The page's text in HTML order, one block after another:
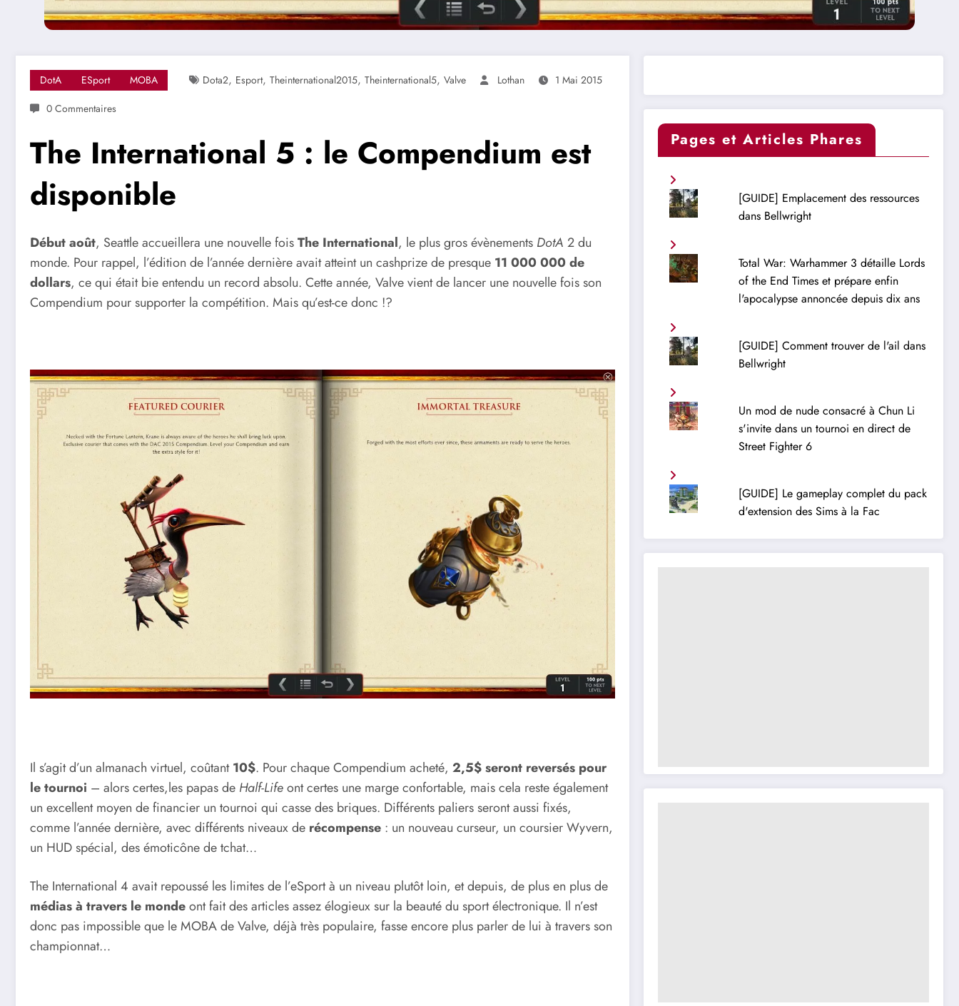
DotA ESport MOBA Dota2, Esport, Theinternational2015, Theinternational5, Valve Lothan
1 Mai 2015
0 Commentaires
The International 5 : le Compendium est
disponible
Début août, Seattle accueillera une nouvelle foisThe International, le plus gros évènements DotA 2 du
monde. Pour rappel, l’édition de l’année dernière avait atteint un cashprize de presque 11 000 000 de
dollars, ce qui était bie entendu un record absolu. Cette année, Valve vient de lancer une nouvelle fois son
Compendium pour supporter la compétition. Mais qu’est-ce donc !?
Il s’agit d’un almanach virtuel, coûtant10$. Pour chaque Compendium acheté, 2,5$ seront reversés pour
le tournoi – alors certes,les papas de Half-Lifeont certes une marge confortable, mais cela reste également
un excellent moyen de financier un tournoi qui casse des briques. Différents paliers seront aussi fixés,
comme l’année dernière, avec différents niveaux de récompense : un nouveau curseur, un coursier Wyvern,
un HUD spécial, des émoticône de tchat…
The International 4 avait repoussé les limites de l’eSport à un niveau plutôt loin, et depuis, de plus en plus de
médias à travers le mondeont fait des articles assez élogieux sur la beauté du sport électronique. Il n’est
donc pas impossible que le MOBA de Valve, déjà très populaire, fasse encore plus parler de lui à travers son
championnat…
Pages et Articles Phares
[GUIDE] Emplacement des ressources
dans Bellwright
Total War: Warhammer 3 détaille Lords
of the End Times et prépare enfin
l'apocalypse annoncée depuis dix ans
[GUIDE] Comment trouver de l'ail dans
Bellwright
Un mod de nude consacré à Chun Li
s'invite dans un tournoi en direct de
Street Fighter 6
[GUIDE] Le gameplay complet du pack
d'extension des Sims à la Fac